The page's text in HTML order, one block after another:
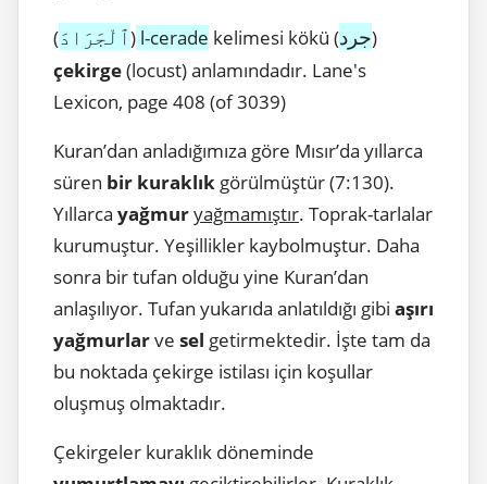
(ٱلْجَرَادَ) l-cerade kelimesi kökü (جرد)
çekirge(locust) anlamındadır. Lane's
Lexicon, page 408 (of 3039)
Kuran’dan anladığımıza göre Mısır’da yıllarca
süren bir kuraklık görülmüştür (7:130).
Yıllarca yağmuryağmamıştır. Toprak-tarlalar
kurumuştur. Yeşillikler kaybolmuştur. Daha
sonra bir tufan olduğu yine Kuran’dan
anlaşılıyor. Tufan yukarıda anlatıldığı gibi aşırı
yağmurlarve sel getirmektedir. İşte tam da
bu noktada çekirge istilası için koşullar
oluşmuş olmaktadır.
Çekirgeler kuraklık döneminde